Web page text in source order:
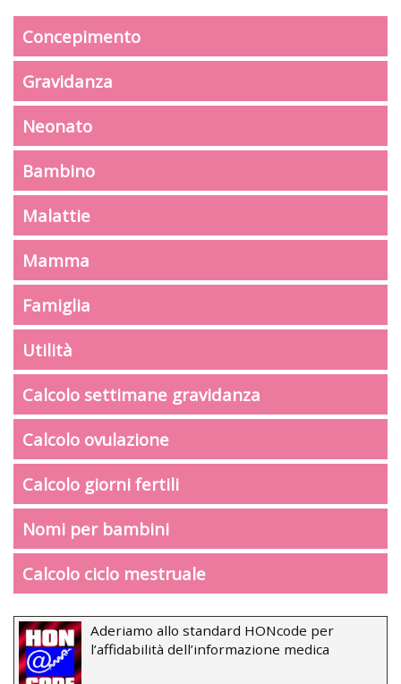
Concepimento
Gravidanza
Neonato
Bambino
Malattie
Mamma
Famiglia
Utilità
Calcolo settimane gravidanza
Calcolo ovulazione
Calcolo giorni fertili
Nomi per bambini
Calcolo ciclo mestruale
Aderiamo allo standard HONcode per
l’affidabilità dell’informazione medica